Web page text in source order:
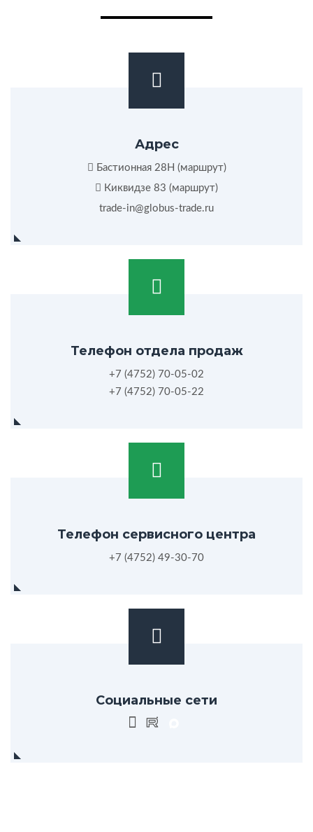
Адрес
Бастионная 28Н (маршрут)
Киквидзе 83 (маршрут)
trade-in@globus-trade.ru
Телефон отдела продаж
+7 (4752) 70-05-02
+7 (4752) 70-05-22
Телефон сервисного центра
+7 (4752) 49-30-70
Социальные сети